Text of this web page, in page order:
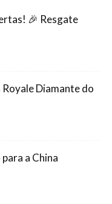
🎉 Resgate
Diamante do
a China